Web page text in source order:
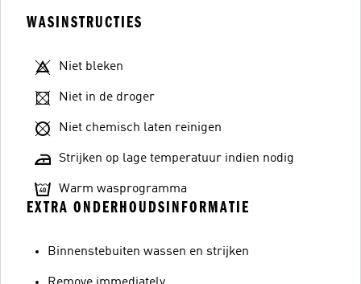
WASINSTRUCTIES
Niet bleken
Niet in de droger
Niet chemisch laten reinigen
Strijken op lage temperatuur indien nodig
Warm wasprogramma
EXTRA ONDERHOUDSINFORMATIE
Binnenstebuiten wassen en strijken